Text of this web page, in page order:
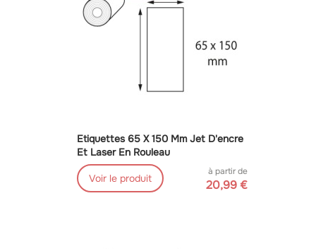
Etiquettes 65 X 150 Mm Jet D'encre
Et Laser En Rouleau
Voir le produit
à partir de
20,99 €